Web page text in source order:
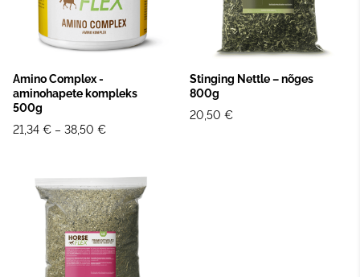
Amino Complex -
aminohapete kompleks
500g
21,34 € – 38,50 €
Stinging Nettle – nõges
800g
20,50 €